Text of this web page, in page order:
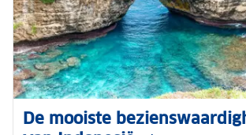
De mooiste